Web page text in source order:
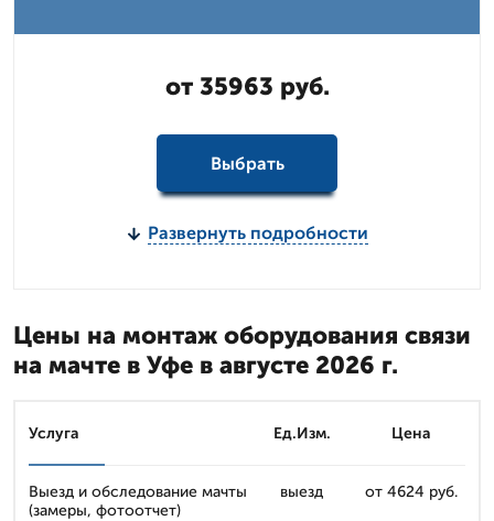
от 35963 руб.
Выбрать
Развернуть подробности
Цены на монтаж оборудования связи
на мачте в Уфе в августе 2026 г.
Услуга Ед.Изм. Цена
Выезд и обследование мачты
(замеры, фотоотчет)
выезд от 4624 руб.